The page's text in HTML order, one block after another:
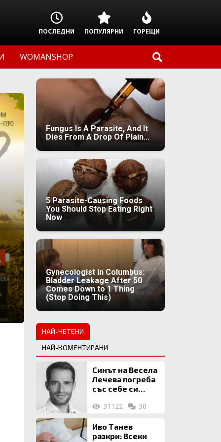
ПОСЛЕДНИ ПОПУЛЯРНИ ГОРЕЩИ
WOMANSHOP
Fungus Is A Parasite, And It
Dies From A Drop Of Plain...
5 Parasite-Causing Foods
You Should Stop Eating Right
Now
Gynecologist in Columbus:
Bladder Leakage After 50
Comes Down to 1 Thing
(Stop Doing This)
НАЙ-ЧЕТЕНИ
НАЙ-КОМЕНТИРАНИ
Синът на Весела
Лечева погреба
със себе си
млн. евро
31122 30
Иво Танев
разкри: Всеки